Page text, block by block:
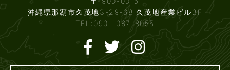
沖縄県那覇市久茂地3-29-68 久茂地産業ビル3F
TEL:090-1067-8055